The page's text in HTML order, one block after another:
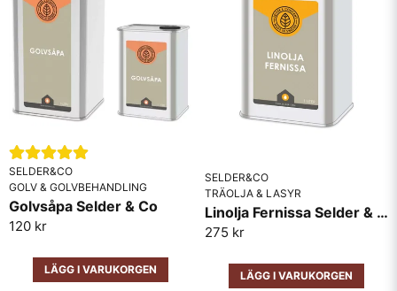
SELDER&CO
GOLV & GOLVBEHANDLING
Golvsåpa Selder & Co
120 kr
LÄGG I VARUKORGEN
SELDER&CO
TRÄOLJA & LASYR
Linolja Fernissa Selder & Co
275 kr
LÄGG I VARUKORGEN
behandlingen med golvoljan.
Höggradigt raffinerade fettsyror av linolja.
Torrhalt: 100%
Torktid: Genomhärdad efter 24 timmar vid 20°C.
Snabbar vid god luftväxling.
Åtgång: 1 liter räcker 5-10 m2 beroende på
träslag och ytans struktur.
Förpackningar: Finns i 1 och 5-liters